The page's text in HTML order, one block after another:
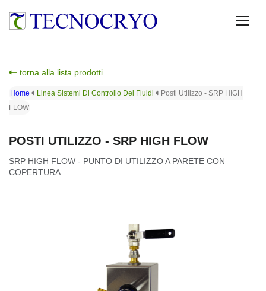
torna alla lista prodotti
Home Linea Sistemi Di Controllo Dei Fluidi
Posti Utilizzo - SRP HIGH
FLOW
POSTI UTILIZZO - SRP HIGH FLOW
SRP HIGH FLOW - PUNTO DI UTILIZZO A PARETE CON
COPERTURA